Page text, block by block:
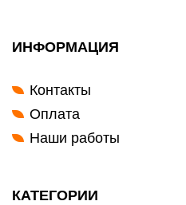
ИНФОРМАЦИЯ
Контакты
Оплата
Наши работы
КАТЕГОРИИ